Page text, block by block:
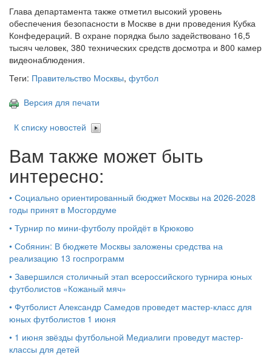
Глава департамента также отметил высокий уровень
обеспечения безопасности в Москве в дни проведения Кубка
Конфедераций. В охране порядка было задействовано 16,5
тысяч человек, 380 технических средств досмотра и 800 камер
видеонаблюдения.
Теги: Правительство Москвы, футбол
Версия для печати
К списку новостей
Вам также может быть
интересно:
• Социально ориентированный бюджет Москвы на 2026-2028
годы принят в Мосгордуме
• Турнир по мини-футболу пройдёт в Крюково
• Собянин: В бюджете Москвы заложены средства на
реализацию 13 госпрограмм
• Завершился столичный этап всероссийского турнира юных
футболистов «Кожаный мяч»
• Футболист Александр Самедов проведет мастер-класс для
юных футболистов 1 июня
• 1 июня звёзды футбольной Медиалиги проведут мастер-
классы для детей